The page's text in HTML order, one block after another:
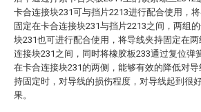
卡合连接块231可与挡片2213进行配合使用，
固定在卡合连接块231与挡片2213之间，两组
块231也可进行配合使用，将导线夹持固定在
连接块231之间，同时将橡胶板233通过复位弹
在卡合连接块231的两侧，能够有效的降低对导
持固定时，对导线的损伤程度，对导线起到很
果。